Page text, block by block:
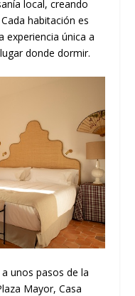
local, creando
habitación es
experiencia única a
donde dormir.
unos pasos de la
Mayor, Casa